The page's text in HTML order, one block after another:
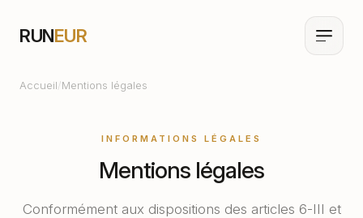
RUNEUR
Accueil/Mentions légales
INFORMATIONS LÉGALES
Mentions légales
Conformément aux dispositions des articles 6-III et